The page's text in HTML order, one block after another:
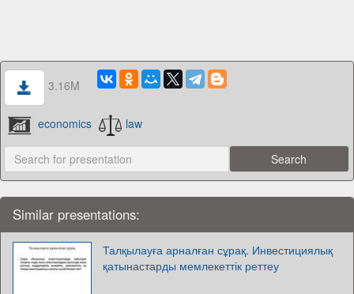
3.16M
economics law
Similar presentations:
Талқылауға арналған сұрақ. Инвестициялық
қатынастарды мемлекеттік реттеу